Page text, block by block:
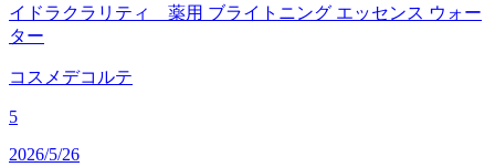
イドラクラリティ 薬用 ブライトニング エッセンス ウォー
ター
コスメデコルテ
5
2026/5/26